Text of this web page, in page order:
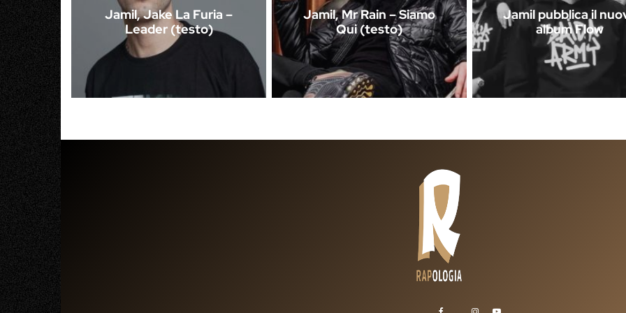
Jamil, Jake La Furia –
Leader (testo)
Jamil, Mr Rain – Siamo
Qui (testo)
Jamil pubblica il
album Flow